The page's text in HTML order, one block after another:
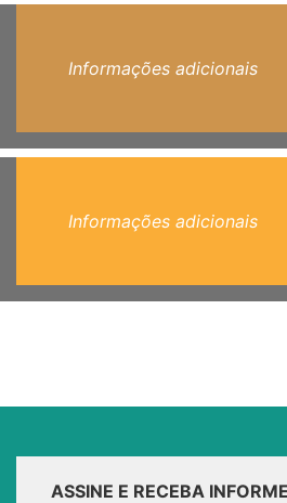
Informações adicionais
Informações adicionais
ASSINE E RECEBA